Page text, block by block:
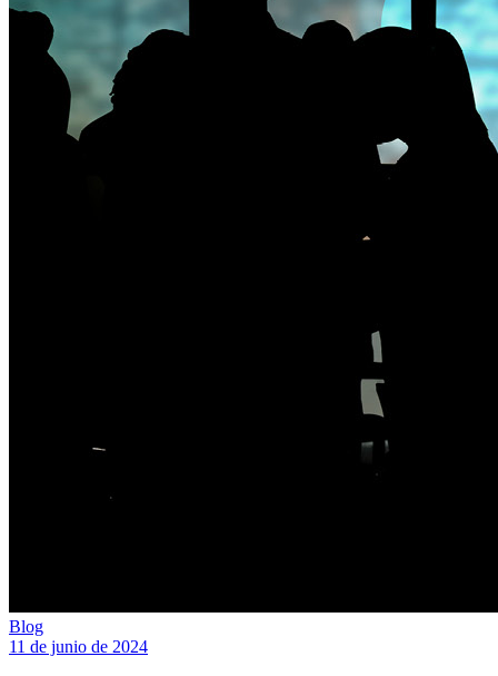
Blog
11 de junio de 2024